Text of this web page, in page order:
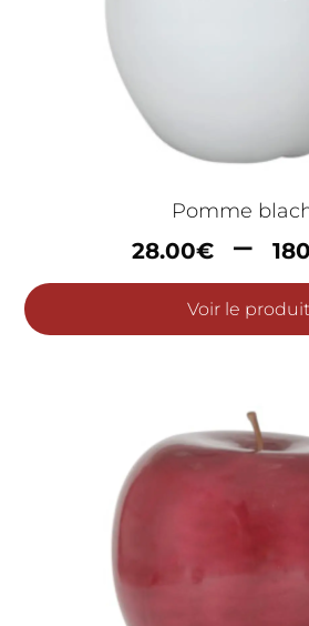
Pomme
28.00€ –
Voir le produit